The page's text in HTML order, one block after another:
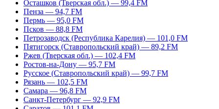
Осташков (Тверская обл.) — 99,4 FM
Пенза — 94,7 FM
Пермь — 95,0 FM
Псков — 88,8 FM
Петрозаводск (Республика Карелия) — 101,0 FM
Пятигорск (Ставропольский край) — 89,2 FM
Ржев (Тверская обл.) — 102,4 FM
Ростов-на-Дону — 95,7 FM
Русское (Ставропольский край) — 99,7 FM
Рязань — 102,5 FM
Самара — 96,8 FM
Санкт-Петербург — 92,9 FM